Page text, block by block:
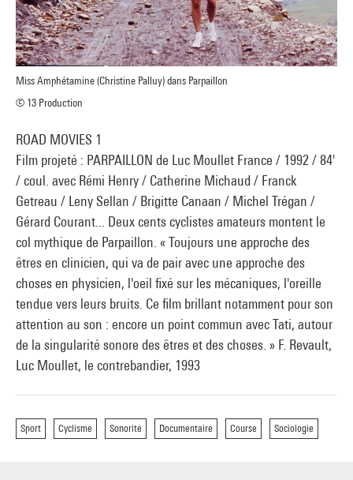
Miss Amphétamine (Christine Palluy) dans Parpaillon
© 13 Production
ROAD MOVIES 1
Film projeté : PARPAILLON de Luc Moullet France / 1992 / 84'
/ coul. avec Rémi Henry / Catherine Michaud / Franck
Getreau / Leny Sellan / Brigitte Canaan / Michel Trégan /
Gérard Courant... Deux cents cyclistes amateurs montent le
col mythique de Parpaillon. « Toujours une approche des
êtres en clinicien, qui va de pair avec une approche des
choses en physicien, l'oeil fixé sur les mécaniques, l'oreille
tendue vers leurs bruits. Ce film brillant notamment pour son
attention au son : encore un point commun avec Tati, autour
de la singularité sonore des êtres et des choses. » F. Revault,
Luc Moullet, le contrebandier, 1993
Sport Cyclisme Sonorité Documentaire Course Sociologie